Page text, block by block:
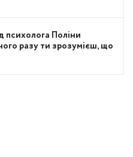
психолога Поліни
разу ти зрозумієш, що